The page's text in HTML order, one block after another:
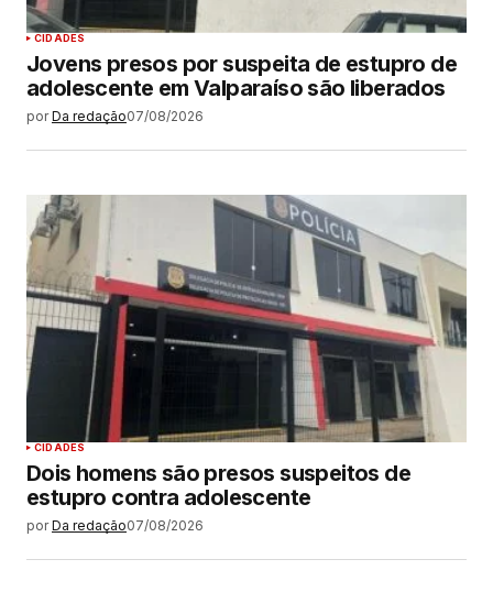
CIDADES
Jovens presos por suspeita de estupro de
adolescente em Valparaíso são liberados
por Da redação07/08/2026
CIDADES
Dois homens são presos suspeitos de
estupro contra adolescente
por Da redação07/08/2026